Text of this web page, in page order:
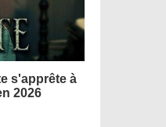
s'apprête à
2026